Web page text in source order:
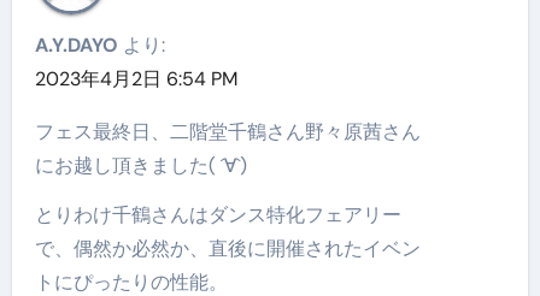
A.Y.DAYO より:
2023年4月2日 6:54 PM
フェス最終日、二階堂千鶴さん野々原茜さん
にお越し頂きました( ´∀`)
とりわけ千鶴さんはダンス特化フェアリー
で、偶然か必然か、直後に開催されたイベン
トにぴったりの性能。